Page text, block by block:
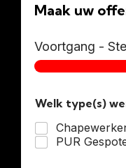
Maak uw
Voortgang -
Welk type(s)
PUR